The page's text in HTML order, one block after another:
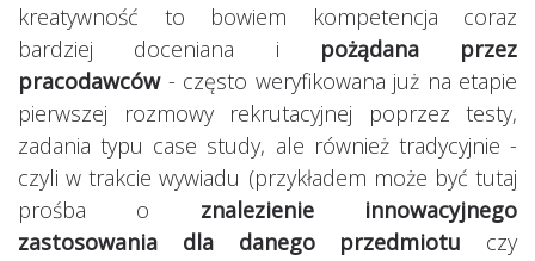
kreatywność to bowiem kompetencja coraz
bardziej doceniana i pożądana przez
pracodawców- często weryfikowana już na etapie
pierwszej rozmowy rekrutacyjnej poprzez testy,
zadania typu case study, ale również tradycyjnie -
czyli w trakcie wywiadu (przykładem może być tutaj
prośba o znalezienie innowacyjnego
zastosowania dla danego przedmiotu czy